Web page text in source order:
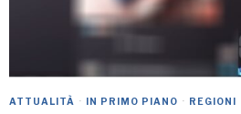
ATTUALITÀ · IN PRIMO PIANO · REGIONI